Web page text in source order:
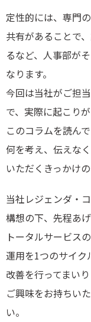
定性的には、専門
共有があることで
るなど、人事部が
なります。
今回は当社がご担
で、実際に起こり
このコラムを読ん
何を考え、伝えな
いただくきっかけ
当社レジェンダ・
構想の下、先程あ
トータルサービス
運用を1つのサイク
改善を行ってまいり
ご興味をお持ちい
い。